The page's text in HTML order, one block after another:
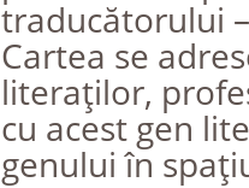
traducătorului
Cartea se
literaţilor,
cu acest gen
genului în